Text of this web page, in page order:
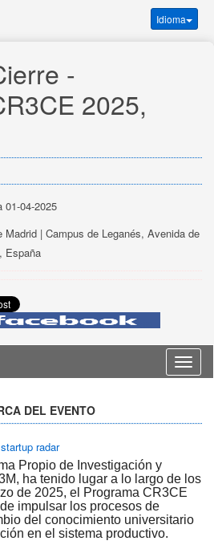
Idioma
-
2025,
01-04-2025
Madrid | Campus de Leganés, Avenida de
España
Idioma
DEL EVENTO
startup radar
Propio de Investigación y
ha tenido lugar a lo largo de los
de 2025, el Programa CR3CE
impulsar los procesos de
del conocimiento universitario
en el sistema productivo.